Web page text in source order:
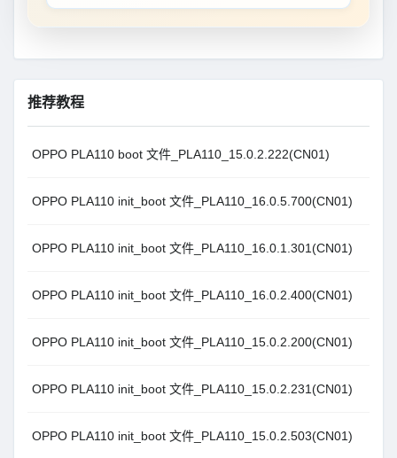
推荐教程
OPPO PLA110 boot 文件_PLA110_15.0.2.222(CN01)
OPPO PLA110 init_boot 文件_PLA110_16.0.5.700(CN01)
OPPO PLA110 init_boot 文件_PLA110_16.0.1.301(CN01)
OPPO PLA110 init_boot 文件_PLA110_16.0.2.400(CN01)
OPPO PLA110 init_boot 文件_PLA110_15.0.2.200(CN01)
OPPO PLA110 init_boot 文件_PLA110_15.0.2.231(CN01)
OPPO PLA110 init_boot 文件_PLA110_15.0.2.503(CN01)